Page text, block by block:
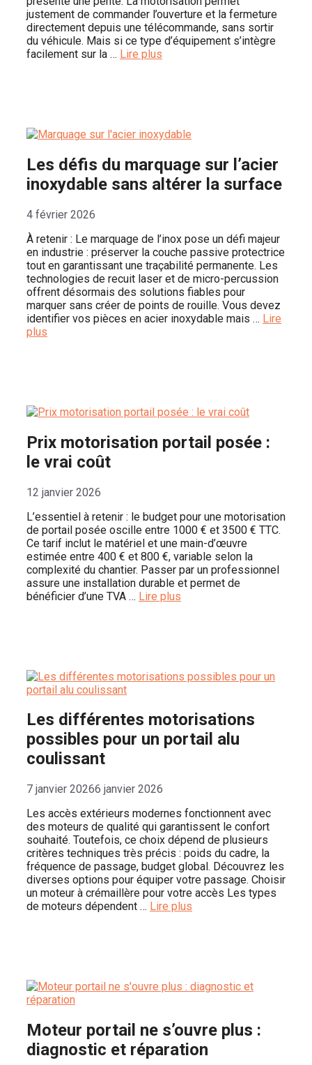
justement de commander l’ouverture et la fermeture
directement depuis une télécommande, sans sortir
du véhicule. Mais si ce type d’équipement s’intègre
facilement sur la … Lire plus
Les défis du marquage sur l’acier
inoxydable sans altérer la surface
4 février 2026
À retenir : Le marquage de l’inox pose un défi majeur
en industrie : préserver la couche passive protectrice
tout en garantissant une traçabilité permanente. Les
technologies de recuit laser et de micro-percussion
offrent désormais des solutions fiables pour
marquer sans créer de points de rouille. Vous devez
identifier vos pièces en acier inoxydable mais … Lire
plus
Prix motorisation portail posée :
le vrai coût
12 janvier 2026
L’essentiel à retenir : le budget pour une motorisation
de portail posée oscille entre 1000 € et 3500 € TTC.
Ce tarif inclut le matériel et une main-d’œuvre
estimée entre 400 € et 800 €, variable selon la
complexité du chantier. Passer par un professionnel
assure une installation durable et permet de
bénéficier d’une TVA … Lire plus
Les différentes motorisations
possibles pour un portail alu
coulissant
7 janvier 20266 janvier 2026
Les accès extérieurs modernes fonctionnent avec
des moteurs de qualité qui garantissent le confort
souhaité. Toutefois, ce choix dépend de plusieurs
critères techniques très précis : poids du cadre, la
fréquence de passage, budget global. Découvrez les
diverses options pour équiper votre passage. Choisir
un moteur à crémaillère pour votre accès Les types
de moteurs dépendent … Lire plus
Moteur portail ne s’ouvre plus :
diagnostic et réparation